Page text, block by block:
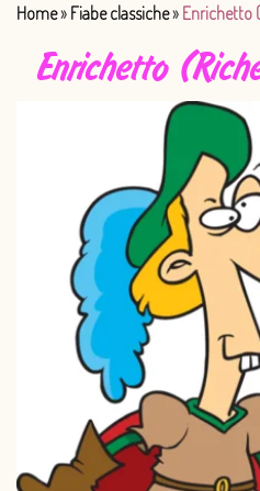
Home» Fiabe classiche» Enrichetto
Enrichetto